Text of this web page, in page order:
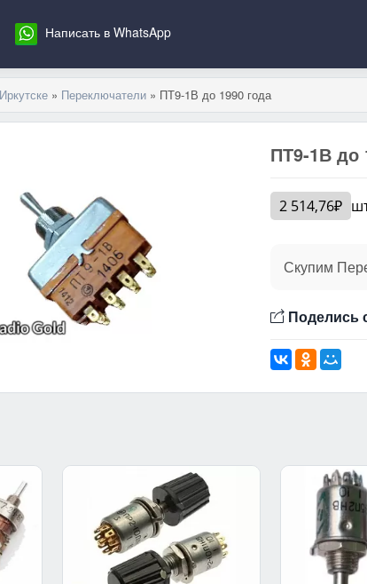
Написать в WhatsApp
» Переключатели» ПТ9-1В до 1990 года
ПТ9-1В до
2 514,76₽
Скупим
Поделись